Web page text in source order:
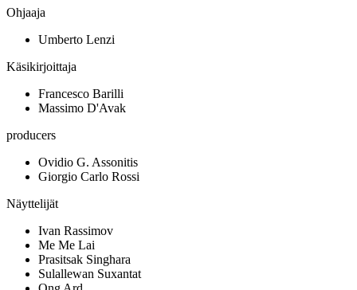
Ohjaaja
Umberto Lenzi
Käsikirjoittaja
Francesco Barilli
Massimo D'Avak
producers
Ovidio G. Assonitis
Giorgio Carlo Rossi
Näyttelijät
Ivan Rassimov
Me Me Lai
Prasitsak Singhara
Sulallewan Suxantat